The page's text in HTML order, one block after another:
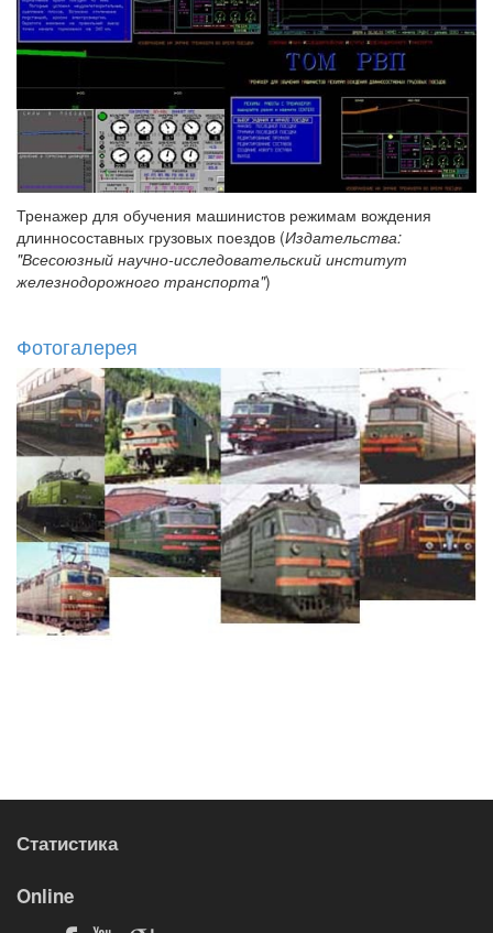
Тренажер для обучения машинистов режимам вождения
длинносоставных грузовых поездов (Издательства:
"Всесоюзный научно-исследовательский институт
железнодорожного транспорта")
Фотогалерея
Статистика
Online